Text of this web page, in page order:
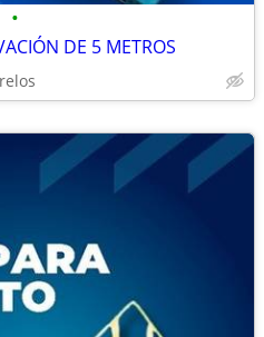
•
DE 5 METROS